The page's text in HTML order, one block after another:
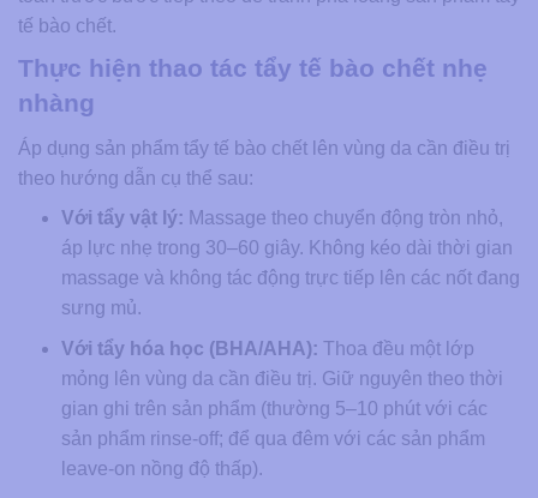
tế bào chết.
Thực hiện thao tác tẩy tế bào chết nhẹ
nhàng
Áp dụng sản phẩm tẩy tế bào chết lên vùng da cần điều trị
theo hướng dẫn cụ thể sau:
Với tẩy vật lý: Massage theo chuyển động tròn nhỏ,
áp lực nhẹ trong 30–60 giây. Không kéo dài thời gian
massage và không tác động trực tiếp lên các nốt đang
sưng mủ.
Với tẩy hóa học (BHA/AHA): Thoa đều một lớp
mỏng lên vùng da cần điều trị. Giữ nguyên theo thời
gian ghi trên sản phẩm (thường 5–10 phút với các
sản phẩm rinse-off; để qua đêm với các sản phẩm
leave-on nồng độ thấp).